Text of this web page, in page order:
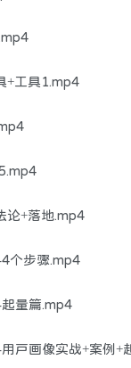
+工具1.mp4
论+落地.mp4
个步骤.mp4
量篇.mp4
户画像实战+案例+